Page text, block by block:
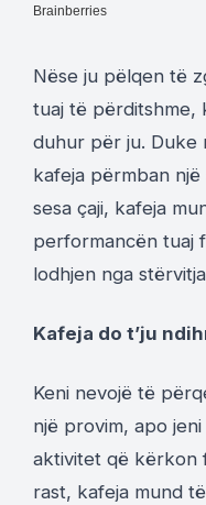
Nëse ju pëlqen të
tuaj të përditshme,
duhur për ju. Duke
kafeja përmban
sesa çaji, kafeja
performancën tuaj
lodhjen nga
Kafeja do t’ju
Keni nevojë të
një provim, apo
aktivitet që kërkon
rast, kafeja mund